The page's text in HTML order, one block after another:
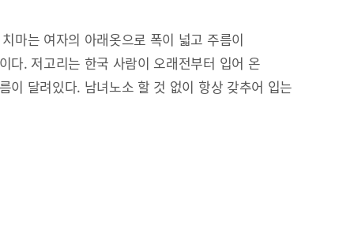
마는 여자의 아래옷으로 폭이 넓고 주름이
다. 저고리는 한국 사람이 오래전부터 입어 온
이 달려있다. 남녀노소 할 것 없이 항상 갖추어 입는